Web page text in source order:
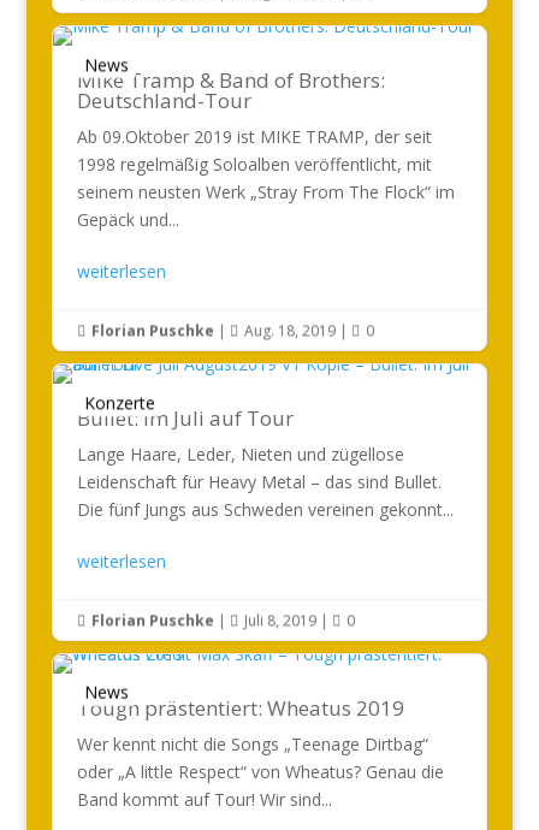
News
Mike Tramp & Band of Brothers:
Deutschland-Tour
Ab 09.Oktober 2019 ist MIKE TRAMP, der seit
1998 regelmäßig Soloalben veröffentlicht, mit
seinem neusten Werk „Stray From The Flock“ im
Gepäck und...
weiterlesen
 Florian Puschke |  Aug. 18, 2019|  0
Konzerte
Bullet: Im Juli auf Tour
Lange Haare, Leder, Nieten und zügellose
Leidenschaft für Heavy Metal – das sind Bullet.
Die fünf Jungs aus Schweden vereinen gekonnt...
weiterlesen
 Florian Puschke |  Juli 8, 2019|  0
News
Tough prästentiert: Wheatus 2019
Wer kennt nicht die Songs „Teenage Dirtbag“
oder „A little Respect“ von Wheatus? Genau die
Band kommt auf Tour! Wir sind...